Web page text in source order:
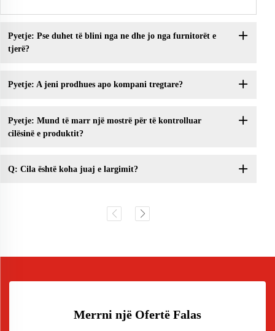
Pyetje: Pse duhet të blini nga ne dhe jo nga furnitorët e
tjerë?
Pyetje: A jeni prodhues apo kompani tregtare?
Pyetje: Mund të marr një mostrë për të kontrolluar
cilësinë e produktit?
Q: Cila është koha juaj e largimit?
Merrni një Ofertë Falas